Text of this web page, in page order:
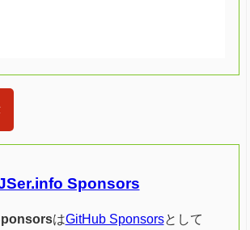
Sponsors
はGitHub Sponsorsとして